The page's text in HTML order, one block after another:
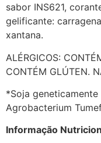
sabor INS621,
gelificante:
xantana.
ALÉRGICOS:
CONTÉM GLÚTEN.
*Soja
Agrobacterium
Informação